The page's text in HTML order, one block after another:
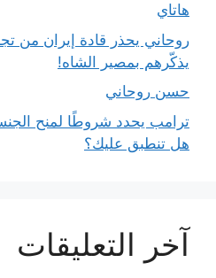
هاتاي
روحاني يحذر قادة إيران من
يذكّرهم بمصير الشاه!
حسن روحاني
ترامب يحدد شروطًا لمنح
هل تنطبق عليك؟
آخر التعليقات